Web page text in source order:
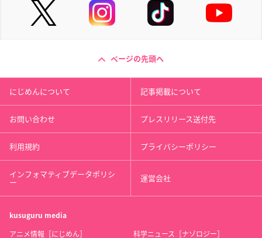
ページの先頭へ
にじめんについて 記事掲載について
お問い合わせ プレスリリース送付先
利用規約 プライバシーポリシー
インフォマティブデータポリシ
ー 運営会社
kusuguru media
アニメ情報［にじめん］ 科学ニュース［ナゾロジー］